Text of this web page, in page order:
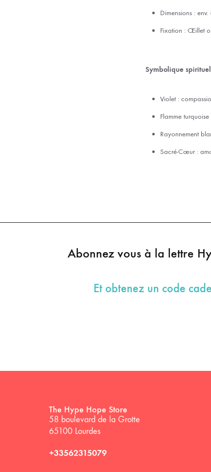
Dimensions :
Fixation : Œillet
Symbolique
Violet :
Flamme
Rayonnement
Sacré-Cœur :
Abonnez vous à la lettre
Et obtenez un code
The Hype Hope Store
58 boulevard de la Grotte
65100 Lourdes
+33562315079